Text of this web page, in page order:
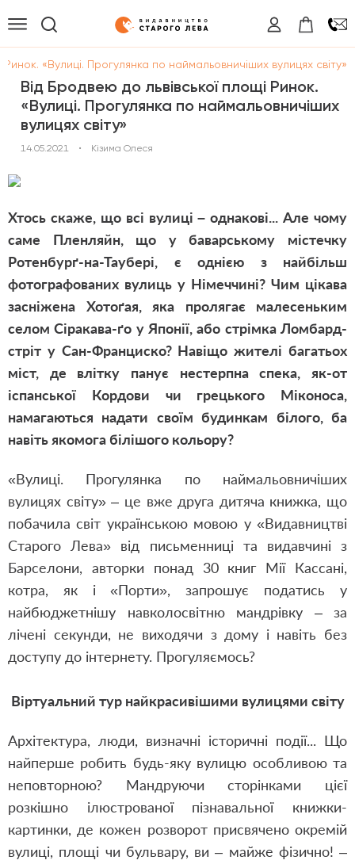
«Вулиці. Прогулянка по наймальовничіших вулицях світу»
Від Бродвею до львівської площі Ринок.
«Вулиці. Прогулянка по наймальовничіших
вулицях світу»
14.05.2021 • Кізима Олеся
Хтось скаже, що всі вулиці – однакові... Але чому
саме Пленляйн, що у баварському містечку
Ротенбурґ-на-Таубері, є однією з найбільш
фотографованих вулиць у Німеччині? Чим цікава
засніжена Хотоґая, яка пролягає малесеньким
селом Сіракава-ґо у Японії, або стрімка Ломбард-
стріт у Сан-Франциско? Навіщо жителі багатьох
міст, де влітку панує нестерпна спека, як-от
іспанської Кордови чи грецького Міконоса,
намагаються надати своїм будинкам білого, ба
навіть якомога білішого кольору?
«Вулиці. Прогулянка по наймальовничіших
вулицях світу» – це вже друга дитяча книжка, що
побачила світ українською мовою у «Видавництві
Старого Лева» від письменниці та видавчині з
Барселони, авторки понад 30 книг Мії Кассані,
котра, як і «Порти», запрошує податись у
найбюджетнішу навколосвітню мандрівку – за
лічені секунди, не виходячи з дому і навіть без
доступу до інтернету. Прогуляємось?
Віртуальний тур найкрасивішими вулицями світу
Архітектура, люди, визначні історичні події... Що
найперше робить будь-яку вулицю особливою та
неповторною? Мандруючи сторінками цієї
розкішно ілюстрованої пізнавальної книжки-
картинки, де кожен розворот присвячено окремій
вулиці, площі чи бульвару, ви – майже фізично! –